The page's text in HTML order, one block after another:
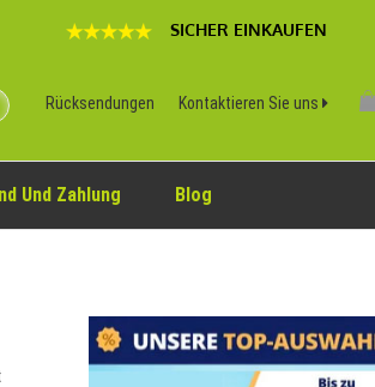
SICHER EINKAUFEN
Rücksendungen Kontaktieren Sie uns
Und Zahlung Blog